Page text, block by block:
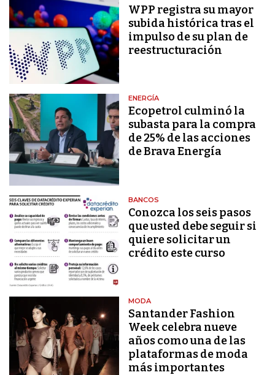
WPP registra su mayor
subida histórica tras el
impulso de su plan de
reestructuración
ENERGÍA
Ecopetrol culminó la
subasta para la compra
de 25% de las acciones
de Brava Energía
BANCOS
Conozca los seis pasos
que usted debe seguir si
quiere solicitar un
crédito este curso
MODA
Santander Fashion
Week celebra nueve
años como una de las
plataformas de moda
más importantes